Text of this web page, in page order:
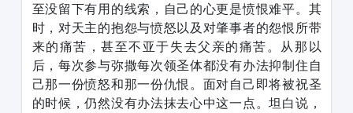
至没留下有用的线索，自己的心更是愤恨难平。其
时，对天主的抱怨与愤怒以及对肇事者的怨恨所带
来的痛苦，甚至不亚于失去父亲的痛苦。从那以
后，每次参与弥撒每次领圣体都没有办法抑制住自
己那一份愤怒和那一份仇恨。面对自己即将被祝圣
的时候，仍然没有办法抹去心中这一点。坦白说，